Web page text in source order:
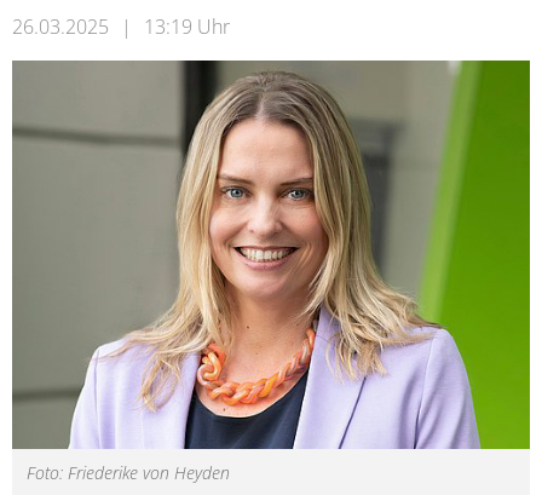
26.03.2025 | 13:19 Uhr
Foto: Friederike von Heyden